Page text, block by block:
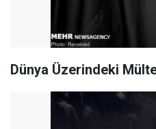
Dünya Üzerindeki